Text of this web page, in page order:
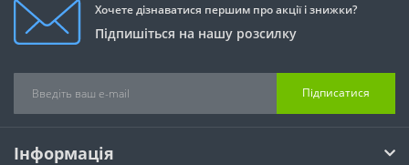
Хочете дізнаватися першим про акції і знижки?
Підпишіться на нашу розсилку
Підписатися
Інформація